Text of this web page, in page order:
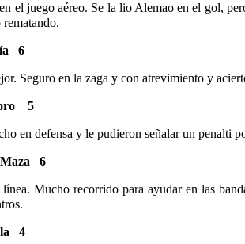
el juego aéreo. Se la lio Alemao en el gol,
6
Seguro en la zaga y con atrevimiento y
5
en defensa y le pudieron señalar un penalti
Maza 6
Mucho recorrido para ayudar en las
4